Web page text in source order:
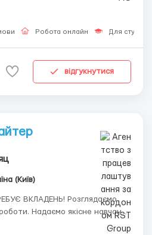
у зручні зміни: 23...
Робота онлайн Для
відгукнутися
(Київ)
ВКЛАДЕНЬ! Розглядаємо
Надаємо якісне навчання
24/7. 📌 Вимоги: Наявність